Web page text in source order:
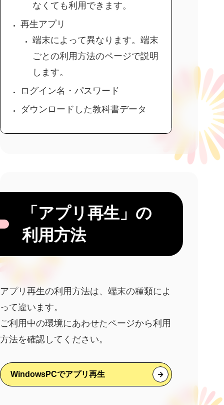
なくても利用できます。
再生アプリ
端末によって異なります。端末
ごとの利用方法のページで説明
します。
ログイン名・パスワード
ダウンロードした教科書データ
「アプリ再生」の
利用方法
アプリ再生の利用方法は、端末の種類によ
って違います。
ご利用中の環境にあわせたページから利用
方法を確認してください。
WindowsPCでアプリ再生